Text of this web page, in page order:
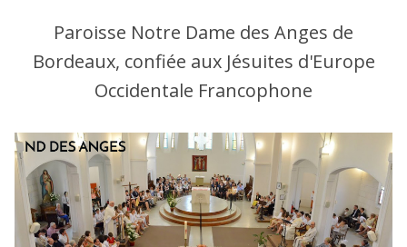
Paroisse Notre Dame des Anges de
Bordeaux, confiée aux Jésuites d'Europe
Occidentale Francophone